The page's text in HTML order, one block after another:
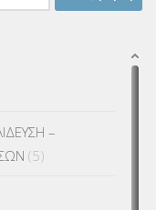
–
(5)